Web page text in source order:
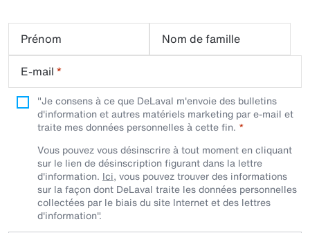
Prénom
Nom de famille
E-mail *
"Je consens à ce que DeLaval m'envoie des bulletins
d'information et autres matériels marketing par e-mail et
traite mes données personnelles à cette fin.
Vous pouvez vous désinscrire à tout moment en cliquant
sur le lien de désinscription figurant dans la lettre
d'information. Ici, vous pouvez trouver des informations
sur la façon dont DeLaval traite les données personnelles
collectées par le biais du site Internet et des lettres
d'information".